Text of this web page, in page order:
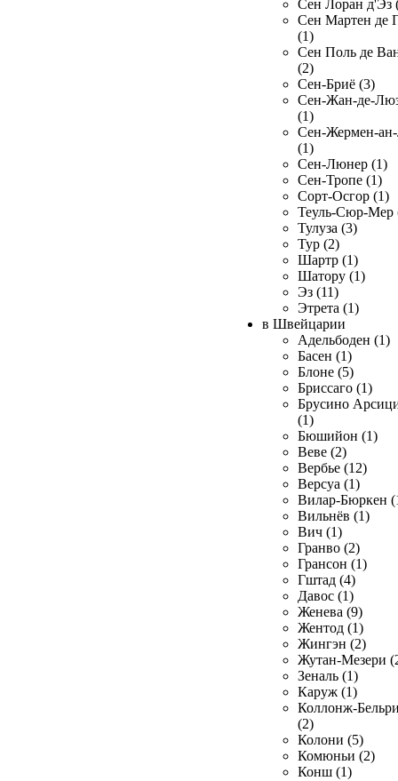
Сен Лоран д'Эз
Сен Мартен де
(1)
Сен Поль де
(2)
Сен-Бриё (3)
Сен-Жан-де-
(1)
Сен-Жермен-
(1)
Сен-Люнер (1)
Сен-Тропе (1)
Сорт-Осгор (1)
Теуль-Сюр-Мер
Тулуза (3)
Тур (2)
Шартр (1)
Шатору (1)
Эз (11)
Этрета (1)
в Швейцарии
Адельбоден (1)
Басен (1)
Блоне (5)
Бриссаго (1)
Брусино
(1)
Бюшийон (1)
Веве (2)
Вербье (12)
Версуа (1)
Вилар-Бюркен
Вильнёв (1)
Вич (1)
Гранво (2)
Грансон (1)
Гштад (4)
Давос (1)
Женева (9)
Жентод (1)
Жингэн (2)
Жутан-Мезери
Зеналь (1)
Каруж (1)
Коллонж-
(2)
Колони (5)
Комюньи (2)
Конш (1)